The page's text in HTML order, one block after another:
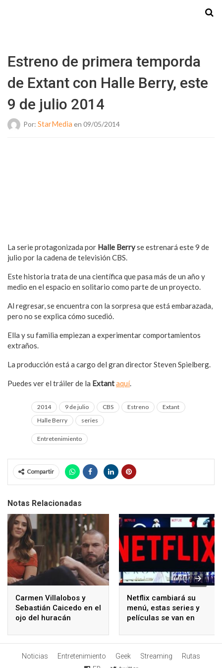
Estreno de primera temporda
de Extant con Halle Berry, este
9 de julio 2014
Por: StarMedia en 09/05/2014
La serie protagonizada por Halle Berryse estrenará este 9 de
julio por la cadena de televisión CBS.
Este historia trata de una científica que pasa más de un año y
medio en el espacio en solitario como parte de un proyecto.
Al regresar, se encuentra con la sorpresa que está embarazada,
pero no se explica cómo sucedió.
Ella y su familia empiezan a experimentar comportamientos
extraños.
La producción está a cargo del gran director Steven Spielberg.
Puedes ver el tráiler de la Extantaquí.
2014 9 de julio CBS Estreno
Extant
Halle Berry
series
Entretenimiento
Compartir
Notas Relacionadas
Carmen Villalobos y
Sebastián Caicedo en el
ojo del huracán
Netflix cambiará su
menú, estas series y
películas se van en
Noticias Entretenimiento Geek Streaming
Rutas